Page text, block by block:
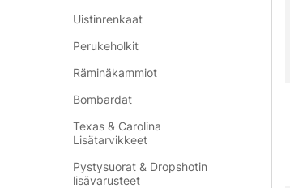
Uistinrenkaat
Perukeholkit
Räminäkammiot
Bombardat
Texas & Carolina
Lisätarvikkeet
Pystysuorat & Dropshotin
lisävarusteet